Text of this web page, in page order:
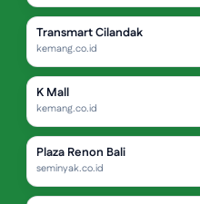
Transmart Cilandak
kemang.co.id
K Mall
kemang.co.id
Plaza Renon Bali
seminyak.co.id